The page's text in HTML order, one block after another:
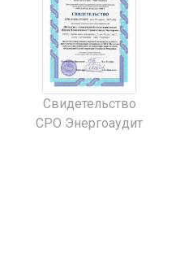
Свидетельство
СРО Энергоаудит